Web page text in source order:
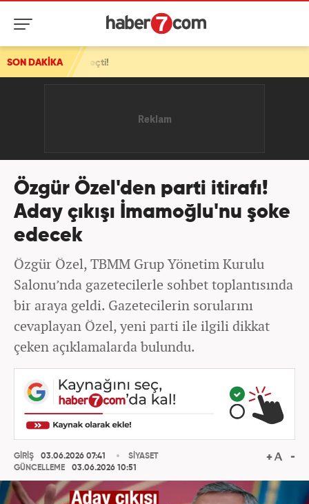
SON DAKİKA Türkiye'nin rolü Tel Aviv'i korkuttu! İsrail, Türkiye'ye
Özgür Özel'den parti itirafı!
Aday çıkışı İmamoğlu'nu şoke
edecek
Özgür Özel, TBMM Grup Yönetim Kurulu
Salonu’nda gazetecilerle sohbet toplantısında
bir araya geldi. Gazetecilerin sorularını
cevaplayan Özel, yeni parti ile ilgili dikkat
çeken açıklamalarda bulundu.
GİRİŞ
03.06.2026 07:41
GÜNCELLEME
03.06.2026 10:51
SİYASET